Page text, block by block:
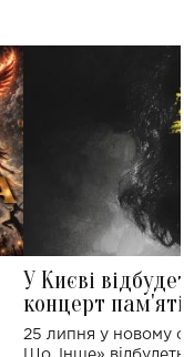
У Києві
концерт
Клименка:
виконають
25 липня у новому